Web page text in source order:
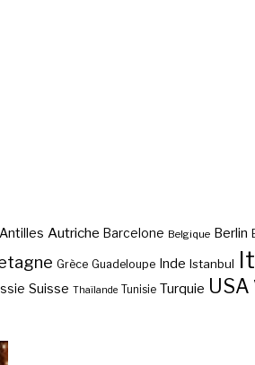
Antilles Autriche Barcelone Belgique Berlin
Grèce Guadeloupe Inde Istanbul
Suisse Thaïlande Tunisie Turquie USA